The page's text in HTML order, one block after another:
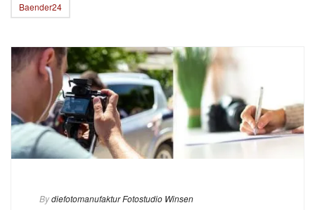
Baender24
Bydiefotomanufaktur Fotostudio Winsen